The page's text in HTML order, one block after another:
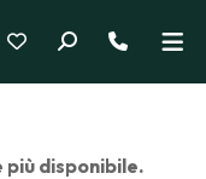
più disponibile.